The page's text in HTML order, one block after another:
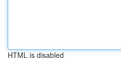
HTML is disabled